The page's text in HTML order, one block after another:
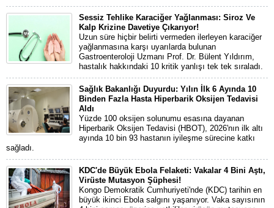
Sessiz Tehlike Karaciğer Yağlanması: Siroz Ve
Kalp Krizine Davetiye Çıkarıyor!
Uzun süre hiçbir belirti vermeden ilerleyen karaciğer
yağlanmasına karşı uyarılarda bulunan
Gastroenteroloji Uzmanı Prof. Dr. Bülent Yıldırım,
hastalık hakkındaki 10 kritik yanlışı tek tek sıraladı.
Sağlık Bakanlığı Duyurdu: Yılın İlk 6 Ayında 10
Binden Fazla Hasta Hiperbarik Oksijen Tedavisi
Aldı
Yüzde 100 oksijen solunumu esasına dayanan
Hiperbarik Oksijen Tedavisi (HBOT), 2026'nın ilk altı
ayında 10 bin 93 hastanın iyileşme sürecine katkı
sağladı.
KDC'de Büyük Ebola Felaketi: Vakalar 4 Bini Aştı,
Virüste Mutasyon Şüphesi!
Kongo Demokratik Cumhuriyeti'nde (KDC) tarihin en
büyük ikinci Ebola salgını yaşanıyor. Vaka sayısının